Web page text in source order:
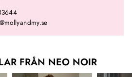
FRÅN NEO NOIR